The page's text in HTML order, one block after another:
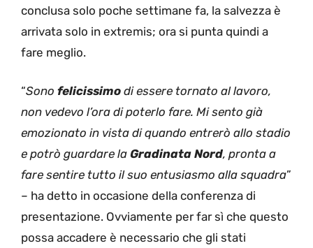
conclusa solo poche settimane fa, la salvezza è
arrivata solo in extremis; ora si punta quindi a
fare meglio.
“Sono felicissimo di essere tornato al lavoro,
non vedevo l’ora di poterlo fare. Mi sento già
emozionato in vista di quando entrerò allo stadio
e potrò guardare la Gradinata Nord, pronta a
fare sentire tutto il suo entusiasmo alla squadra”
– ha detto in occasione della conferenza di
presentazione. Ovviamente per far sì che questo
possa accadere è necessario che gli stati